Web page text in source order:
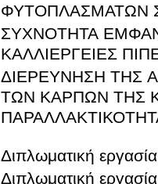
ΦΥΤΟΠΛΑΣΜΑΤΩΝ
ΣΥΧΝΟΤΗΤΑ
ΚΑΛΛΙΕΡΓΕΙΕΣ
ΔΙΕΡΕΥΝΗΣΗ ΤΗΣ
ΤΩΝ ΚΑΡΠΩΝ ΤΗΣ
Διπλωματική εργασία
Διπλωματική εργασία